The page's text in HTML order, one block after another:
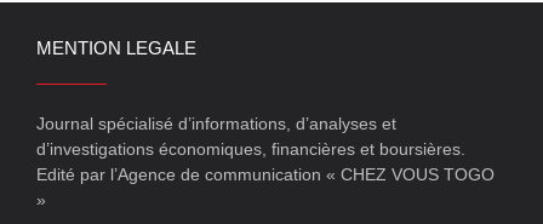
MENTION LEGALE
Journal spécialisé d’informations, d’analyses et
d’investigations économiques, financières et boursières.
Edité par l’Agence de communication « CHEZ VOUS TOGO
»